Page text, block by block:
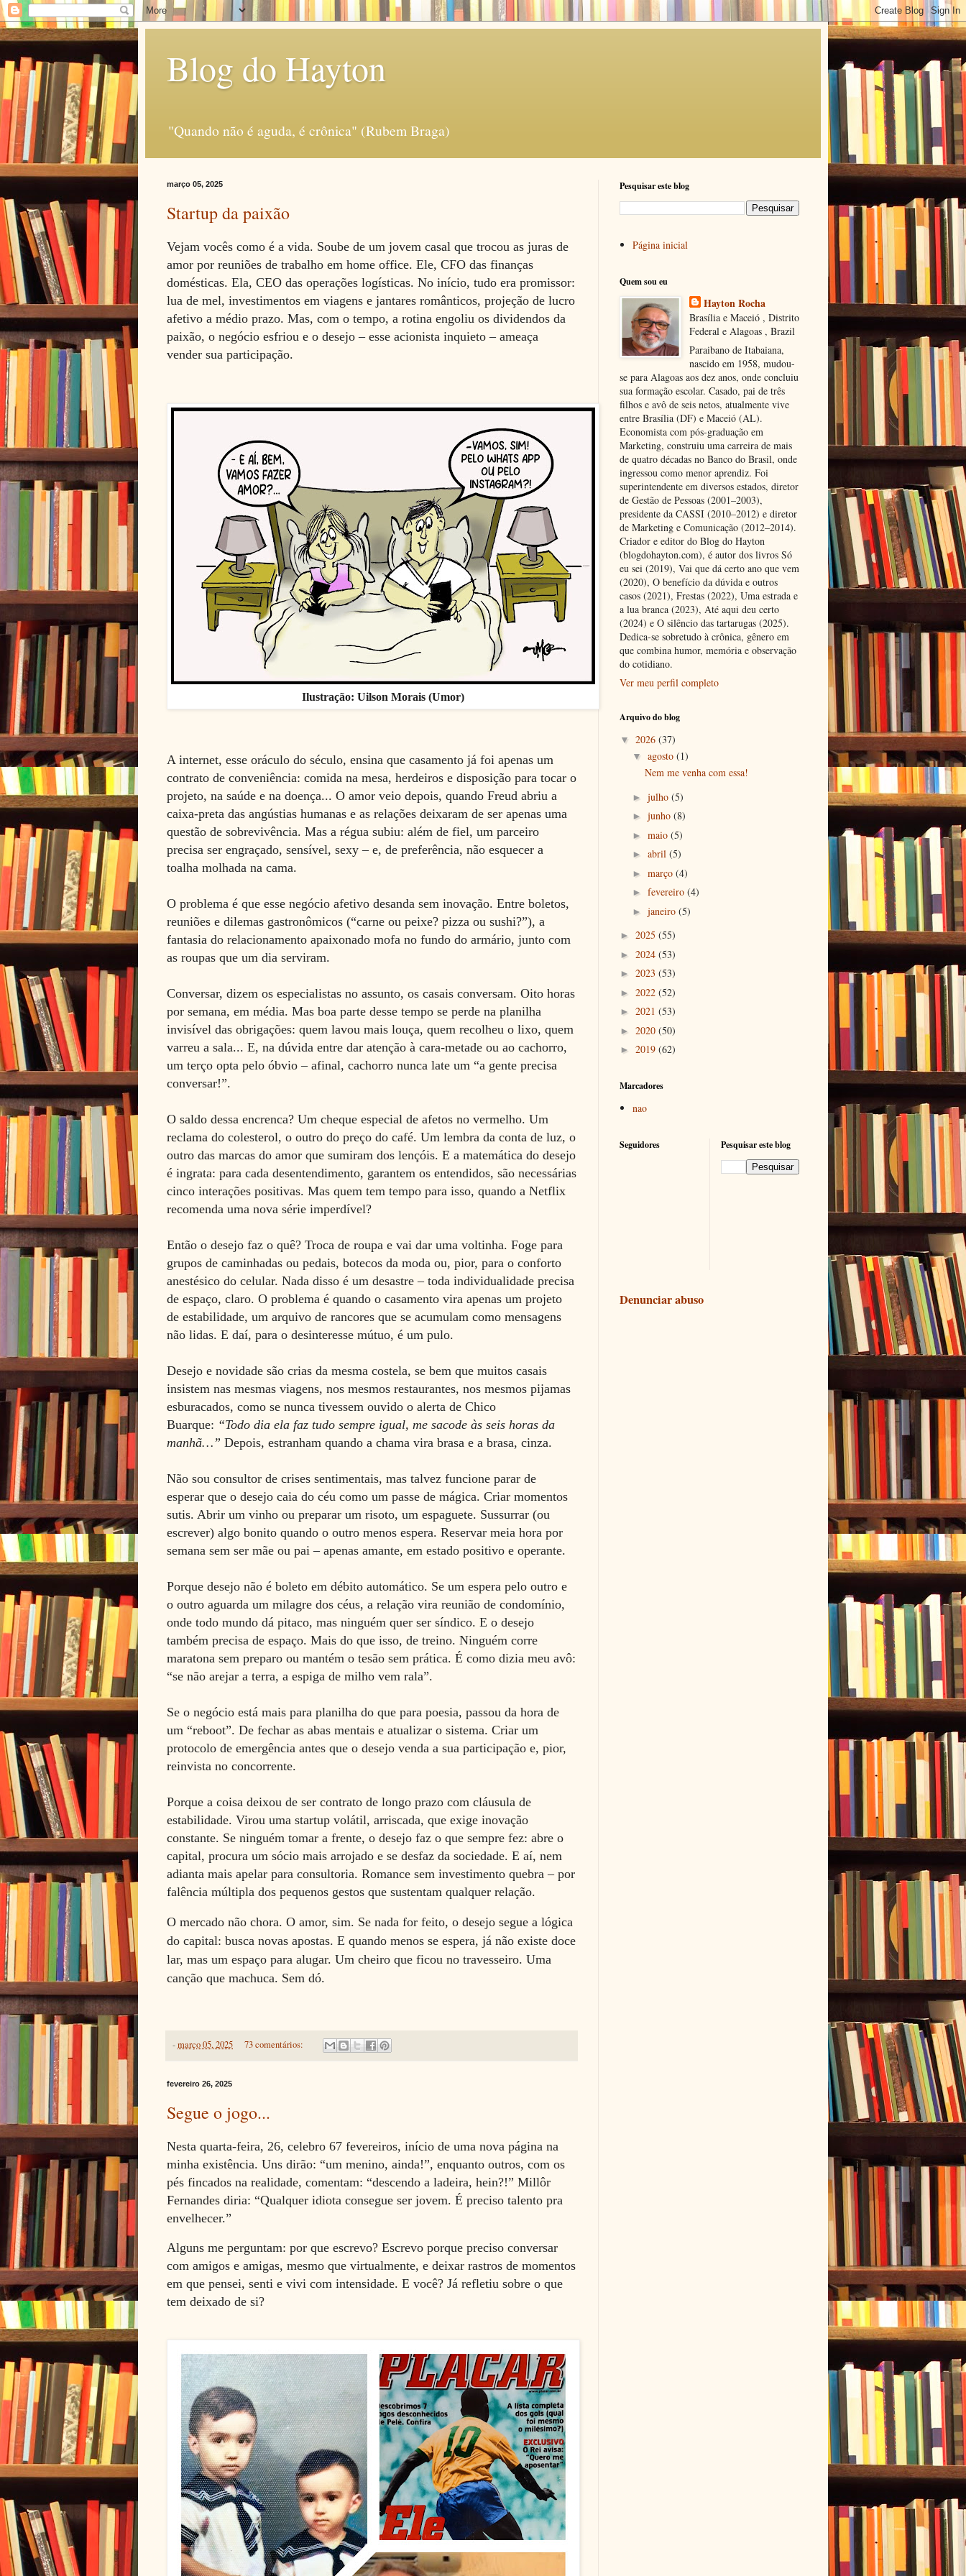
Blog do Hayton
"Quando não é aguda, é crônica" (Rubem Braga)
março 05, 2025
Startup da paixão
Vejam vocês como é a vida. Soube de um jovem casal que trocou as juras de
amor por reuniões de trabalho em home office. Ele, CFO das finanças
domésticas. Ela, CEO das operações logísticas. No início, tudo era promissor:
lua de mel, investimentos em viagens e jantares românticos, projeção de lucro
afetivo a médio prazo. Mas, com o tempo, a rotina engoliu os dividendos da
paixão, o negócio esfriou e o desejo – esse acionista inquieto – ameaça
vender sua participação.
Ilustração: Uilson Morais (Umor)
A internet, esse oráculo do século, ensina que casamento já foi apenas um
contrato de conveniência: comida na mesa, herdeiros e disposição para tocar o
projeto, na saúde e na doença... O amor veio depois, quando Freud abriu a
caixa-preta das angústias humanas e as relações deixaram de ser apenas uma
questão de sobrevivência. Mas a régua subiu: além de fiel, um parceiro
precisa ser engraçado, sensível, sexy – e, de preferência, não esquecer a
toalha molhada na cama.
O problema é que esse negócio afetivo desanda sem inovação. Entre boletos,
reuniões e dilemas gastronômicos (“carne ou peixe? pizza ou sushi?”), a
fantasia do relacionamento apaixonado mofa no fundo do armário, junto com
as roupas que um dia serviram.
Conversar, dizem os especialistas no assunto, os casais conversam. Oito horas
por semana, em média. Mas boa parte desse tempo se perde na planilha
invisível das obrigações: quem lavou mais louça, quem recolheu o lixo, quem
varreu a sala... E, na dúvida entre dar atenção à cara-metade ou ao cachorro,
um terço opta pelo óbvio – afinal, cachorro nunca late um “a gente precisa
conversar!”.
O saldo dessa encrenca? Um cheque especial de afetos no vermelho. Um
reclama do colesterol, o outro do preço do café. Um lembra da conta de luz, o
outro das marcas do amor que sumiram dos lençóis. E a matemática do desejo
é ingrata: para cada desentendimento, garantem os entendidos, são necessárias
cinco interações positivas. Mas quem tem tempo para isso, quando a Netflix
recomenda uma nova série imperdível?
Então o desejo faz o quê? Troca de roupa e vai dar uma voltinha. Foge para
grupos de caminhadas ou pedais, botecos da moda ou, pior, para o conforto
anestésico do celular. Nada disso é um desastre – toda individualidade precisa
de espaço, claro. O problema é quando o casamento vira apenas um projeto
de estabilidade, um arquivo de rancores que se acumulam como mensagens
não lidas. E daí, para o desinteresse mútuo, é um pulo.
Desejo e novidade são crias da mesma costela, se bem que muitos casais
insistem nas mesmas viagens, nos mesmos restaurantes, nos mesmos pijamas
esburacados, como se nunca tivessem ouvido o alerta de Chico
Buarque: “Todo dia ela faz tudo sempre igual, me sacode às seis horas da
manhã…” Depois, estranham quando a chama vira brasa e a brasa, cinza.
Não sou consultor de crises sentimentais, mas talvez funcione parar de
esperar que o desejo caia do céu como um passe de mágica. Criar momentos
sutis. Abrir um vinho ou preparar um risoto, um espaguete. Sussurrar (ou
escrever) algo bonito quando o outro menos espera. Reservar meia hora por
semana sem ser mãe ou pai – apenas amante, em estado positivo e operante.
Porque desejo não é boleto em débito automático. Se um espera pelo outro e
o outro aguarda um milagre dos céus, a relação vira reunião de condomínio,
onde todo mundo dá pitaco, mas ninguém quer ser síndico. E o desejo
também precisa de espaço. Mais do que isso, de treino. Ninguém corre
maratona sem preparo ou mantém o tesão sem prática. É como dizia meu avô:
“se não arejar a terra, a espiga de milho vem rala”.
Se o negócio está mais para planilha do que para poesia, passou da hora de
um “reboot”. De fechar as abas mentais e atualizar o sistema. Criar um
protocolo de emergência antes que o desejo venda a sua participação e, pior,
reinvista no concorrente.
Porque a coisa deixou de ser contrato de longo prazo com cláusula de
estabilidade. Virou uma startup volátil, arriscada, que exige inovação
constante. Se ninguém tomar a frente, o desejo faz o que sempre fez: abre o
capital, procura um sócio mais arrojado e se desfaz da sociedade. E aí, nem
adianta mais apelar para consultoria. Romance sem investimento quebra – por
falência múltipla dos pequenos gestos que sustentam qualquer relação.
O mercado não chora. O amor, sim. Se nada for feito, o desejo segue a lógica
do capital: busca novas apostas. E quando menos se espera, já não existe doce
lar, mas um espaço para alugar. Um cheiro que ficou no travesseiro. Uma
canção que machuca. Sem dó.
-março 05, 2025 73 comentários:
fevereiro 26, 2025
Segue o jogo...
Nesta quarta-feira, 26, celebro 67 fevereiros, início de uma nova página na
minha existência. Uns dirão: “um menino, ainda!”, enquanto outros, com os
pés fincados na realidade, comentam: “descendo a ladeira, hein?!” Millôr
Fernandes diria: “Qualquer idiota consegue ser jovem. É preciso talento pra
envelhecer.”
Alguns me perguntam: por que escrevo? Escrevo porque preciso conversar
com amigos e amigas, mesmo que virtualmente, e deixar rastros de momentos
em que pensei, senti e vivi com intensidade. E você? Já refletiu sobre o que
tem deixado de si?
Pesquisar este blog
Página inicial
Quem sou eu
Hayton Rocha
Brasília e Maceió , Distrito
Federal e Alagoas , Brazil
Paraibano de Itabaiana,
nascido em 1958, mudou-
se para Alagoas aos dez anos, onde concluiu
sua formação escolar. Casado, pai de três
filhos e avô de seis netos, atualmente vive
entre Brasília (DF) e Maceió (AL).
Economista com pós-graduação em
Marketing, construiu uma carreira de mais
de quatro décadas no Banco do Brasil, onde
ingressou como menor aprendiz. Foi
superintendente em diversos estados, diretor
de Gestão de Pessoas (2001–2003),
presidente da CASSI (2010–2012) e diretor
de Marketing e Comunicação (2012–2014).
Criador e editor do Blog do Hayton
(blogdohayton.com), é autor dos livros Só
eu sei (2019), Vai que dá certo ano que vem
(2020), O benefício da dúvida e outros
casos (2021), Frestas (2022), Uma estrada e
a lua branca (2023), Até aqui deu certo
(2024) e O silêncio das tartarugas (2025).
Dedica-se sobretudo à crônica, gênero em
que combina humor, memória e observação
do cotidiano.
Ver meu perfil completo
Arquivo do blog
▼ 2026 (37)
▼ agosto (1)
Nem me venha com essa!
► julho (5)
► junho (8)
► maio (5)
► abril (5)
► março (4)
► fevereiro (4)
► janeiro (5)
► 2025 (55)
► 2024 (53)
► 2023 (53)
► 2022 (52)
► 2021 (53)
► 2020 (50)
► 2019 (62)
Marcadores
nao
Seguidores Pesquisar este blog
Denunciar abuso